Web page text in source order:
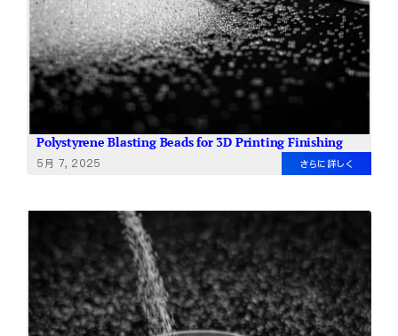
Polystyrene Blasting Beads for 3D Printing Finishing
5月 7, 2025 さらに詳しく